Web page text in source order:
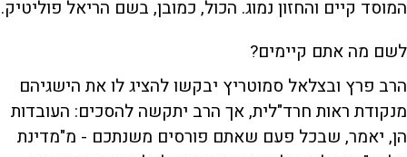
המוסד קיים והחזון נמוג. הכול, כמובן, בשם הריאל פוליטיק.
לשם מה אתם קיימים?
הרב פרץ ובצלאל סמוטריץ יבקשו להציג לו את הישגיהם
מנקודת ראות חרד"לית, אך הרב יתקשה להסכים: העובדות
הן, יאמר, שבכל פעם שאתם פורסים משנתכם - מ"מדינת